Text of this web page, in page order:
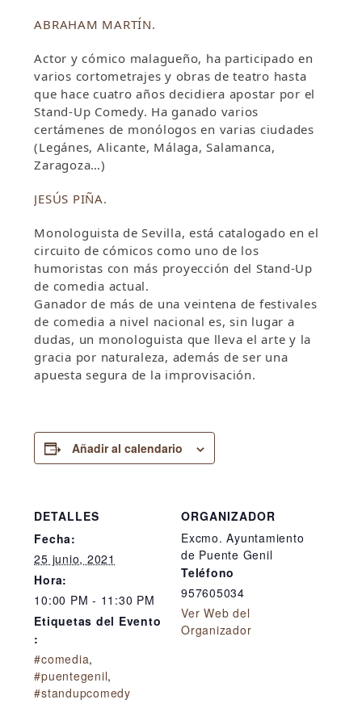
ABRAHAM MARTÍN.
Actor y cómico malagueño, ha participado en
varios cortometrajes y obras de teatro hasta
que hace cuatro años decidiera apostar por el
Stand-Up Comedy. Ha ganado varios
certámenes de monólogos en varias ciudades
(Legánes, Alicante, Málaga, Salamanca,
Zaragoza…)
JESÚS PIÑA.
Monologuista de Sevilla, está catalogado en el
circuito de cómicos como uno de los
humoristas con más proyección del Stand-Up
de comedia actual.
Ganador de más de una veintena de festivales
de comedia a nivel nacional es, sin lugar a
dudas, un monologuista que lleva el arte y la
gracia por naturaleza, además de ser una
apuesta segura de la improvisación.
Añadir al calendario
DETALLES
Fecha:
25 junio, 2021
Hora:
10:00 PM - 11:30 PM
Etiquetas del Evento
:
#comedia,
#puentegenil,
#standupcomedy
ORGANIZADOR
Excmo. Ayuntamiento
de Puente Genil
Teléfono
957605034
Ver Web del
Organizador